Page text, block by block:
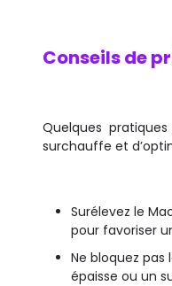
Conseils de
Quelques
surchauffe et
Surélevez le
pour favoriser
Ne bloquez pas
épaisse ou un